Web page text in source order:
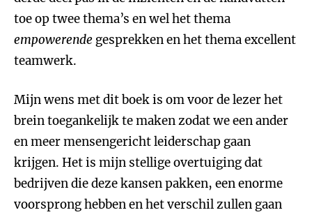
toe op twee thema’s en wel het thema
empowerende gesprekken en het thema excellent
teamwerk.
Mijn wens met dit boek is om voor de lezer het
brein toegankelijk te maken zodat we een ander
en meer mensengericht leiderschap gaan
krijgen. Het is mijn stellige overtuiging dat
bedrijven die deze kansen pakken, een enorme
voorsprong hebben en het verschil zullen gaan